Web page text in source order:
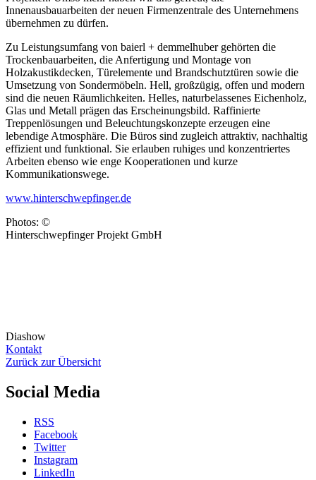
Innenausbauarbeiten der neuen Firmenzentrale des Unternehmens
übernehmen zu dürfen.
Zu Leistungsumfang von baierl + demmelhuber gehörten die
Trockenbauarbeiten, die Anfertigung und Montage von
Holzakustikdecken, Türelemente und Brandschutztüren sowie die
Umsetzung von Sondermöbeln. Hell, großzügig, offen und modern
sind die neuen Räumlichkeiten. Helles, naturbelassenes Eichenholz,
Glas und Metall prägen das Erscheinungsbild. Raffinierte
Treppenlösungen und Beleuchtungskonzepte erzeugen eine
lebendige Atmosphäre. Die Büros sind zugleich attraktiv, nachhaltig
effizient und funktional. Sie erlauben ruhiges und konzentriertes
Arbeiten ebenso wie enge Kooperationen und kurze
Kommunikationswege.
www.hinterschwepfinger.de
Photos: ©
Hinterschwepfinger Projekt GmbH
Diashow
Kontakt
Zurück zur Übersicht
Social Media
RSS
Facebook
Twitter
Instagram
LinkedIn